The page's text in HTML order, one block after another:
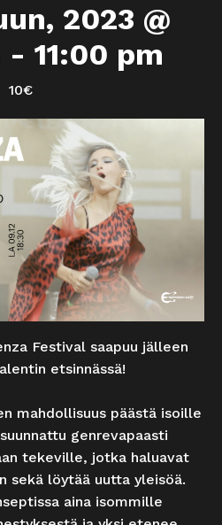
2023 @
- 11:00 pm
10€
Festival saapuu jälleen
etsinnässä!
mahdollisuus päästä isoille
genrevapaasti
tekeville, jotka haluavat
sekä löytää uutta yleisöä.
aina isommille